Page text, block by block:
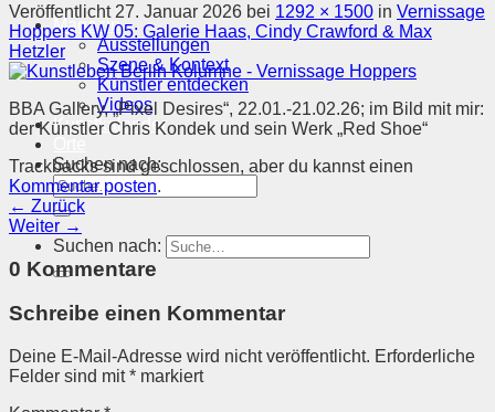
Magazin
Ausstellungen
Szene & Kontext
Künstler entdecken
Videos
Kunstkalender
Suchen nach:
Suchen nach:
Veröffentlicht 27. Januar 2026 bei 1292 × 1500 in Vernissage
Hoppers KW 05: Galerie Haas, Cindy Crawford & Max
Hetzler
BBA Gallery, „Pixel Desires“, 22.01.-21.02.26; im Bild mit mir:
der Künstler Chris Kondek und sein Werk „Red Shoe“
Trackbacks sind geschlossen, aber du kannst einen
Kommentar posten.
← Zurück
Weiter →
0 Kommentare
Schreibe einen Kommentar
Deine E-Mail-Adresse wird nicht veröffentlicht. Erforderliche
Felder sind mit* markiert